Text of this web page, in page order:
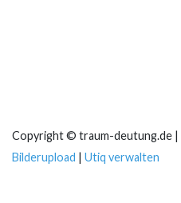
Copyright © traum-deutung.de |
Bilderupload | Utiq verwalten